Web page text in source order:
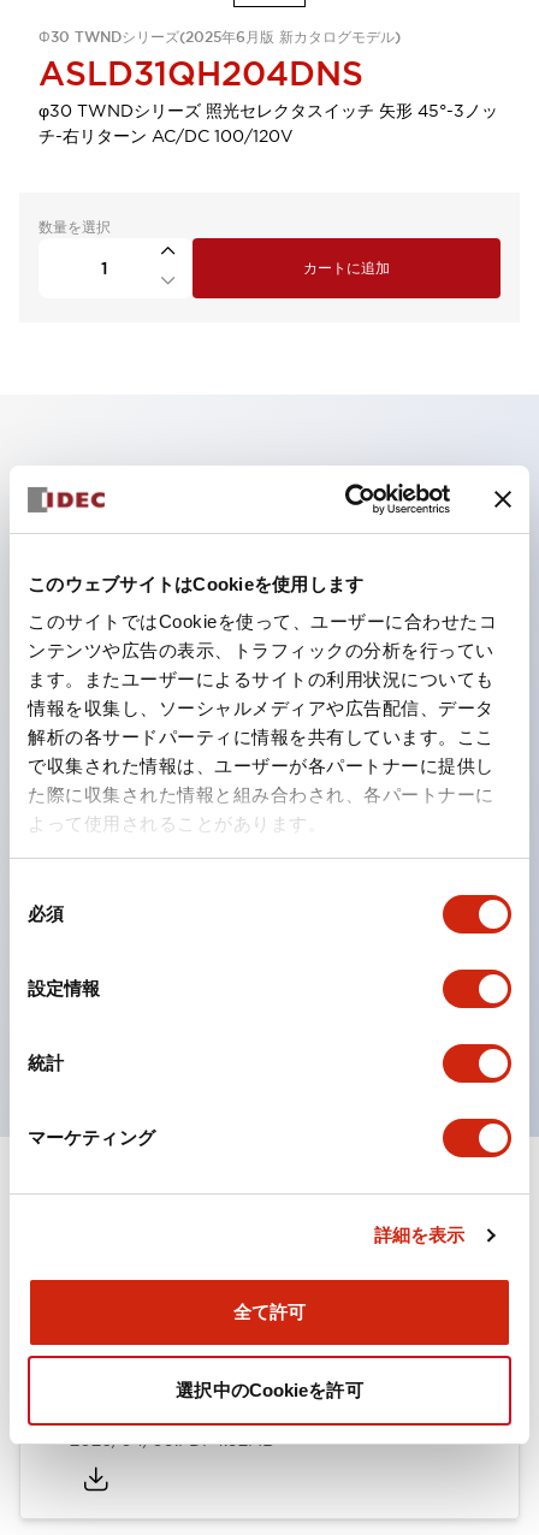
このウェブサイトはCookieを使用します
このサイトではCookieを使って、ユーザーに合わせたコ
ンテンツや広告の表示、トラフィックの分析を行ってい
ます。またユーザーによるサイトの利用状況についても
情報を収集し、ソーシャルメディアや広告配信、データ
解析の各サードパーティに情報を共有しています。ここ
で収集された情報は、ユーザーが各パートナーに提供し
た際に収集された情報と組み合わされ、各パートナーに
よって使用されることがあります。
必須
設定情報
統計
マーケティング
詳細を表示
全て許可
選択中のCookieを許可
Φ30 TWNDシリーズ(2025年6月版 新カタログモデル)
ASLD31QH204DNS
φ30 TWNDシリーズ 照光セレクタスイッチ 矢形 45°-3ノッ
チ-右リターン AC/DC 100/120V
数量を選択
カートに追加
主な特長
照光ユニットの低電圧タイプ（6～24Vタイプ）は
2026年1月より新カタログモデルの製品に順次切り替え
予定
パネルへの取付強度が要求される用途や北米向け機械な
どに適した亜鉛ダイカストタイプ
フィンガープロテクション構造、ねじアップ端子構造、
保護構造IP20に対応したHW-U形コンタクトブロック
を搭載。
高電圧タイプのLED球が搭載可能になり、ダイレクト
タイプの定格使用電圧が最大240Vまで対応可能になり
ました。
ひとつで6色の役をこなすLED球（LSRD球）。これま
で色ごとに分かれていたLED球を、1色のLED球で各色
UL、CSA、TÜV、CCC認証品。
TWN/TWNDシリーズ コントロールユニット（2025
2026/04/09.PDF4.92MB